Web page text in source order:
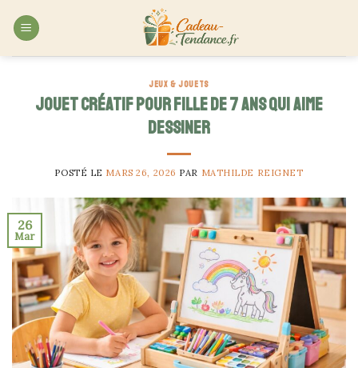
JEUX & JOUETS
Jouet créatif pour fille de 7 ans qui aime
dessiner
POSTÉ LE MARS 26, 2026 PAR MATHILDE REIGNET
26
Mar